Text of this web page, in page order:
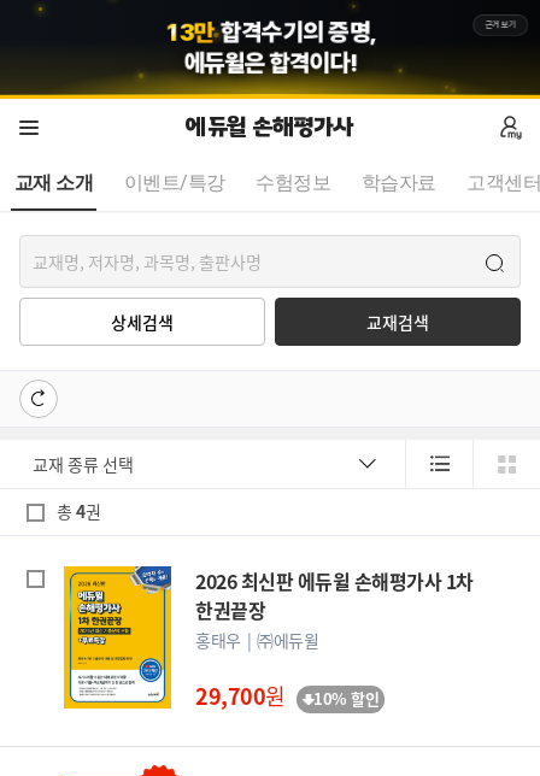
13만 합격수기의 증명,
에듀윌은 합격이다!
근거보기
에듀윌 손해평가사
교재 소개 이벤트/특강 수험정보 학습자료 고객센터
상세검색 교재검색
총4권
2026 최신판 에듀윌 손해평가사 1차
한권끝장
홍태우 ㈜에듀윌
29,700원 10% 할인